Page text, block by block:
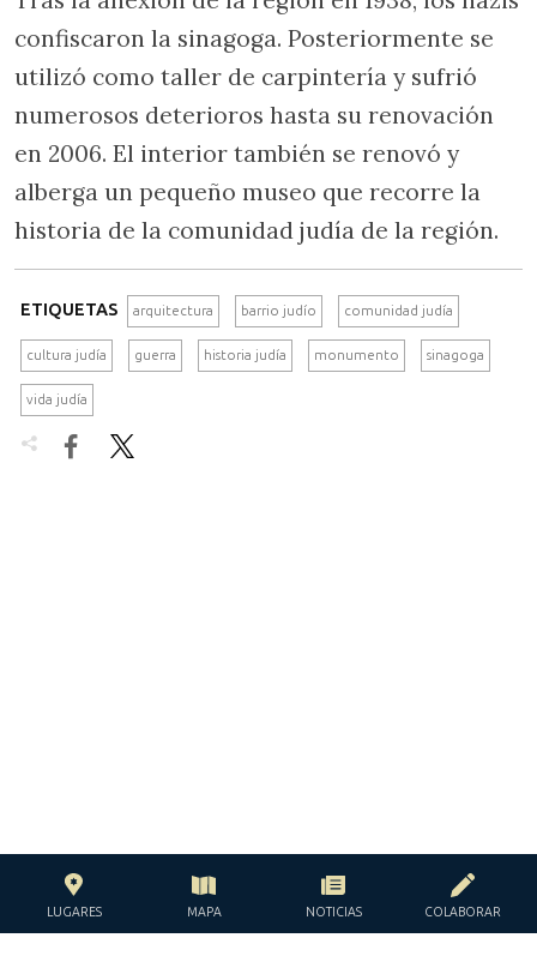
confiscaron la sinagoga. Posteriormente se
utilizó como taller de carpintería y sufrió
numerosos deterioros hasta su renovación
en 2006. El interior también se renovó y
alberga un pequeño museo que recorre la
historia de la comunidad judía de la región.
ETIQUETAS arquitectura barrio judío comunidad judía
cultura judía guerra historia judía monumento sinagoga
vida judía
 
LUGARES MAPA NOTICIAS COLABORAR